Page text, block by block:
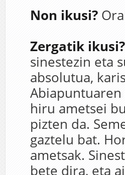
Non ikusi?
Zergatik ikusi?
sinestezin eta
absolutua,
hiru ametsei
pizten da.
gaztelu bat.
ametsak.
bete dira, eta